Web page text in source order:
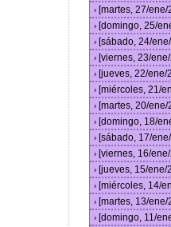
› [martes, 27/
› [domingo, 25/
› [sábado, 24/
› [viernes, 23/
› [jueves, 22/
› [miércoles, 21/
› [martes, 20/
› [domingo, 18/
› [sábado, 17/
› [viernes, 16/
› [jueves, 15/
› [miércoles, 14/
› [martes, 13/
› [domingo, 11/